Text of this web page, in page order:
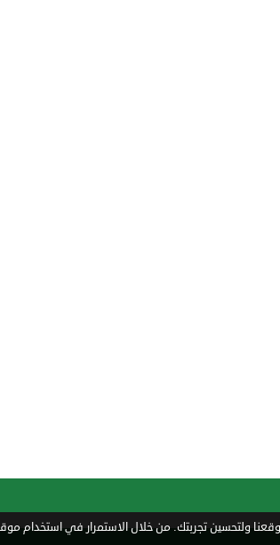
ولتحسين تجربتك. من خلال الاستمرار في استخدام